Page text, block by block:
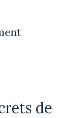
de